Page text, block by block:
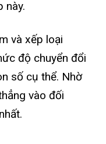
này.
và xếp loại
độ chuyển đổi
số cụ thể. Nhờ
vào đối